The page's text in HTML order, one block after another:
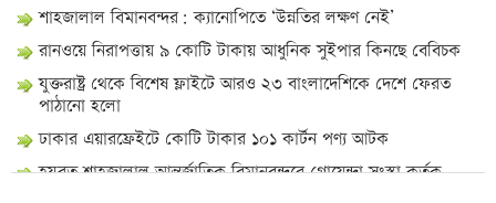
শাহজালাল বিমানবন্দর: ক্যানোপিতে ‘উন্নতির লক্ষণ নেই’
রানওয়ে নিরাপত্তায় ৯ কোটি টাকায় আধুনিক সুইপার কিনছে বেবিচক
যুক্তরাষ্ট্র থেকে বিশেষ ফ্লাইটে আরও ২৩ বাংলাদেশিকে দেশে ফেরত
পাঠানো হলো
ঢাকার এয়ারফ্রেইটে কোটি টাকার ১০১ কার্টন পণ্য আটক
হযরত শাহজালাল আন্তর্জাতিক বিমানবন্দরে গোয়েন্দা সংস্থা কর্তৃক